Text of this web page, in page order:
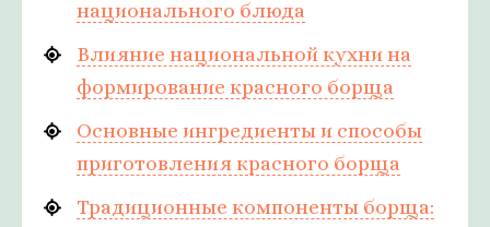
национального блюда
Влияние национальной кухни на
формирование красного борща
Основные ингредиенты и способы
приготовления красного борща
Традиционные компоненты борща: